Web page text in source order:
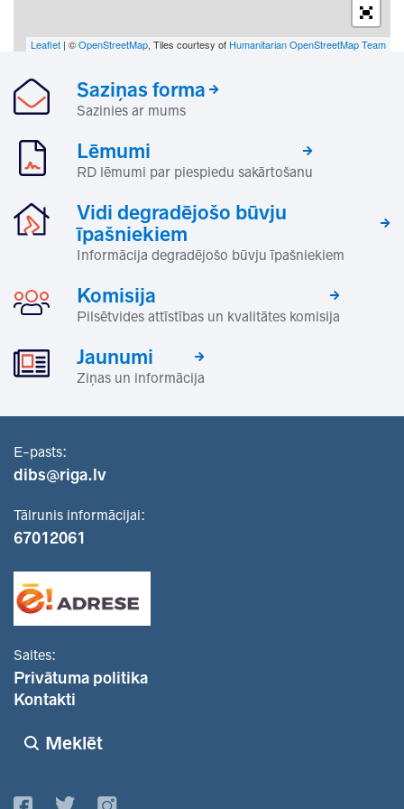
Leaflet | ©OpenStreetMap, Tiles courtesy of Humanitarian OpenStreetMap Team
Saziņas forma
Sazinies ar mums
Lēmumi
RD lēmumi par piespiedu sakārtošanu
Vidi degradējošo būvju
īpašniekiem
Informācija degradējošo būvju īpašniekiem
Komisija
Pilsētvides attīstības un kvalitātes komisija
Jaunumi
Ziņas un informācija
E-pasts:
dibs@riga.lv
Tālrunis informācijai:
67012061
Saites:
Privātuma politika
Kontakti
Meklēt